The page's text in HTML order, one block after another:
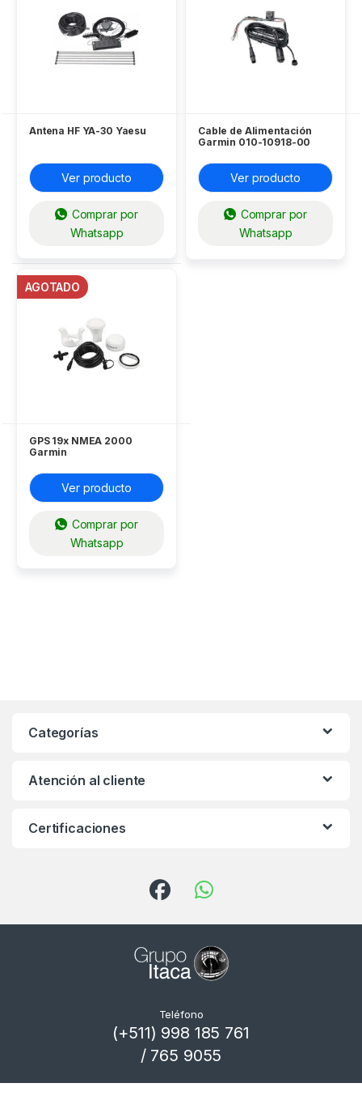
Antena HF YA-30 Yaesu
Ver producto
Comprar por
Whatsapp
Cable de Alimentación
Garmin 010-10918-00
Ver producto
Comprar por
Whatsapp
AGOTADO
GPS 19x NMEA 2000
Garmin
Ver producto
Comprar por
Whatsapp
Categorías
Atención al cliente
Certificaciones
Teléfono
(+511) 998 185 761
/ 765 9055